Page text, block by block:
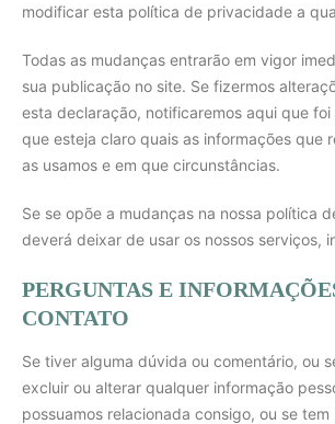
modificar esta política de privacidade a
Todas as mudanças entrarão em vigor
sua publicação no site. Se fizermos
esta declaração, notificaremos aqui que
que esteja claro quais as informações que
as usamos e em que circunstâncias.
Se se opõe a mudanças na nossa política
deverá deixar de usar os nossos serviços,
PERGUNTAS E
CONTATO
Se tiver alguma dúvida ou comentário, ou
excluir ou alterar qualquer informação
possuamos relacionada consigo, ou se